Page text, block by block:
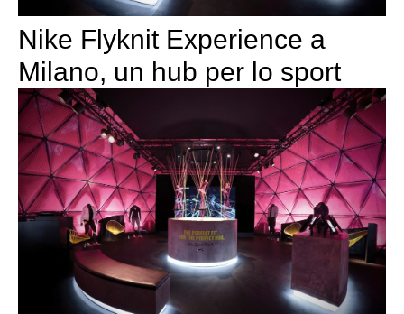
Nike Flyknit Experience a
Milano, un hub per lo sport